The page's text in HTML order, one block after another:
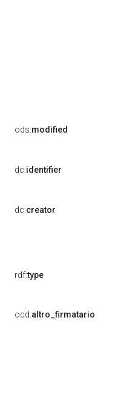
ods:modified
dc:identifier
dc:creator
rdf:type
ocd:altro_firmatario